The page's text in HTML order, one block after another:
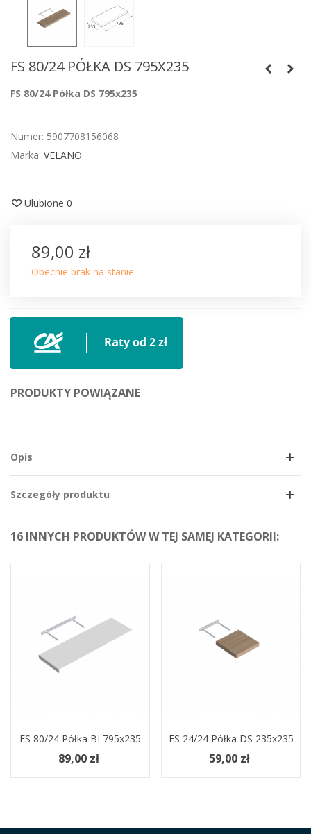
FS 80/24 PÓŁKA DS 795X235
FS 80/24 Półka DS 795x235
Numer: 5907708156068
Marka: VELANO
Ulubione 0
89,00 zł
Obecnie brak na stanie
PRODUKTY POWIĄZANE
Opis
Szczegóły produktu
16 INNYCH PRODUKTÓW W TEJ SAMEJ KATEGORII:
FS 80/24 Półka BI 795x235
89,00 zł
FS 24/24 Półka DS 235x235
59,00 zł